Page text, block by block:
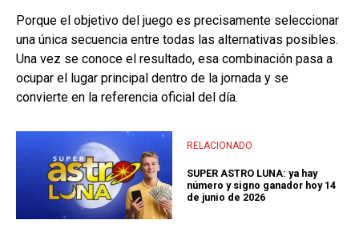
Porque el objetivo del juego es precisamente seleccionar
una única secuencia entre todas las alternativas posibles.
Una vez se conoce el resultado, esa combinación pasa a
ocupar el lugar principal dentro de la jornada y se
convierte en la referencia oficial del día.
RELACIONADO
SUPER ASTRO LUNA: ya hay
número y signo ganador hoy 14
de junio de 2026